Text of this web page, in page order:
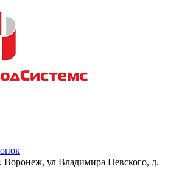
Воронеж, ул Владимира Невского, д.